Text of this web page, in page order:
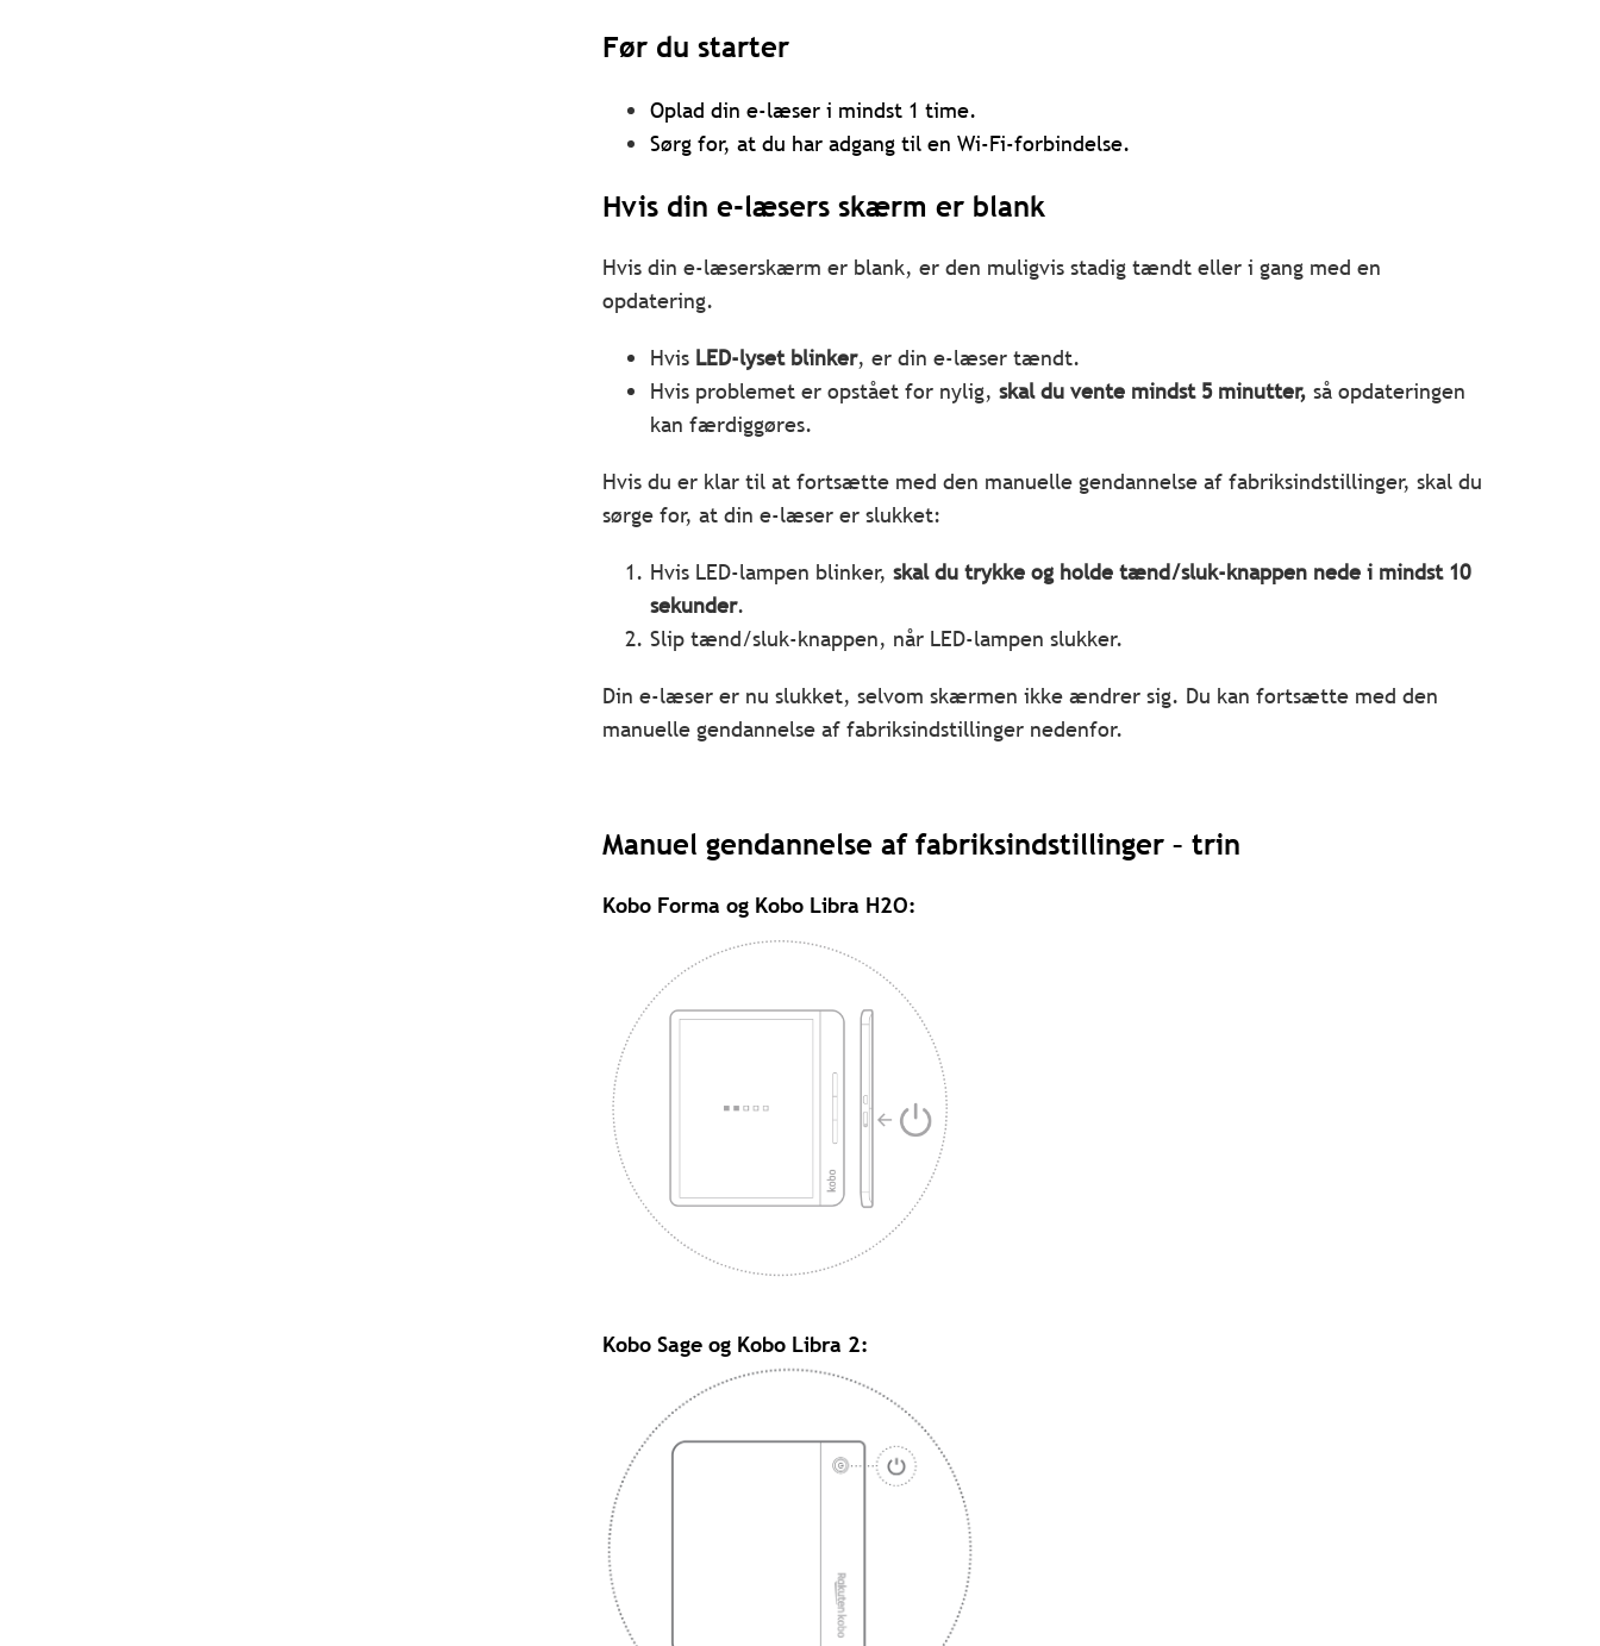
Før du starter
Oplad din e-læser i mindst 1 time.
Sørg for, at du har adgang til en Wi-Fi-forbindelse.
Hvis din e-læsers skærm er blank
Hvis din e-læserskærm er blank, er den muligvis stadig tændt eller i gang med en
opdatering.
Hvis LED-lyset blinker, er din e-læser tændt.
Hvis problemet er opstået for nylig, skal du vente mindst 5 minutter, så opdateringen
kan færdiggøres.
Hvis du er klar til at fortsætte med den manuelle gendannelse af fabriksindstillinger, skal du
sørge for, at din e-læser er slukket:
Hvis LED-lampen blinker, skal du trykke og holde tænd/sluk-knappen nede i mindst 10
sekunder.
Slip tænd/sluk-knappen, når LED-lampen slukker.
Din e-læser er nu slukket, selvom skærmen ikke ændrer sig. Du kan fortsætte med den
manuelle gendannelse af fabriksindstillinger nedenfor.
Manuel gendannelse af fabriksindstillinger – trin
Kobo Forma og Kobo Libra H2O:
Kobo Sage og Kobo Libra 2: